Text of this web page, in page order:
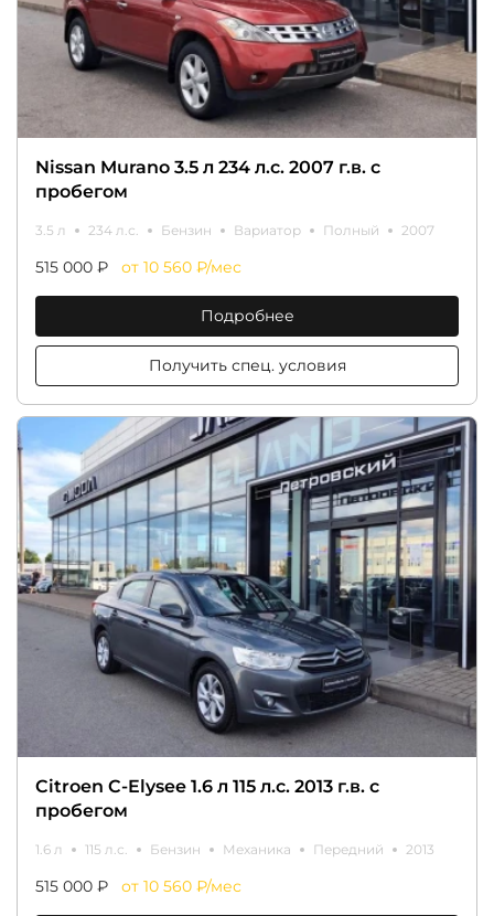
Nissan Murano 3.5 л 234 л.с. 2007 г.в. с
пробегом
3.5 л 234 л.с. Бензин Вариатор Полный 2007
515 000 ₽ от 10 560 ₽/мес
Подробнее
Получить спец. условия
Citroen C-Elysee 1.6 л 115 л.с. 2013 г.в. с
пробегом
1.6 л 115 л.с. Бензин Механика Передний 2013
515 000 ₽ от 10 560 ₽/мес